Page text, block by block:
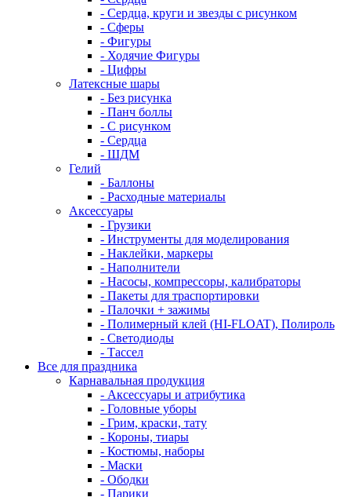
- Сердца, круги и звезды с рисунком
- Сферы
- Фигуры
- Ходячие Фигуры
- Цифры
Латексные шары
- Без рисунка
- Панч боллы
- С рисунком
- Сердца
- ШДМ
Гелий
- Баллоны
- Расходные материалы
Аксессуары
- Грузики
- Инструменты для моделирования
- Наклейки, маркеры
- Наполнители
- Насосы, компрессоры, калибраторы
- Пакеты для траспортировки
- Палочки + зажимы
- Полимерный клей (HI-FLOAT), Полироль
- Светодиоды
- Тассел
Все для праздника
Карнавальная продукция
- Аксессуары и атрибутика
- Головные уборы
- Грим, краски, тату
- Короны, тиары
- Костюмы, наборы
- Маски
- Ободки
- Парики